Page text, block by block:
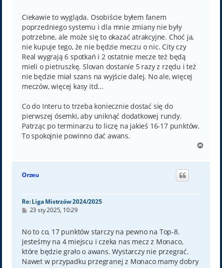
t
Ciekawie to wygląda. Osobiście byłem fanem
poprzedniego systemu i dla mnie zmiany nie były
potrzebne, ale może się to okazać atrakcyjne. Choć ja,
nie kupuje tego, że nie będzie meczu o nic. City czy
Real wygrają 6 spotkań i 2 ostatnie mecze też będą
mieli o pietruszkę. Slovan dostanie 5 razy z rzędu i też
nie będzie miał szans na wyjście dalej. No ale, więcej
meczów, więcej kasy itd...
Co do Interu to trzeba koniecznie dostać się do
pierwszej ósemki, aby uniknąć dodatkowej rundy.
Patrząc po terminarzu to liczę na jakieś 16-17 punktów.
To spokojnie powinno dać awans.
g
Orzeu
Re: Liga Mistrzów 2024/2025
P
t
23 sty 2025, 10:29
No to co, 17 punktów starczy na pewno na Top-8.
Jesteśmy na 4 miejscu i czeka nas mecz z Monaco,
które będzie grało o awans. Wystarczy nie przegrać.
Nawet w przypadku przegranej z Monaco mamy dobry